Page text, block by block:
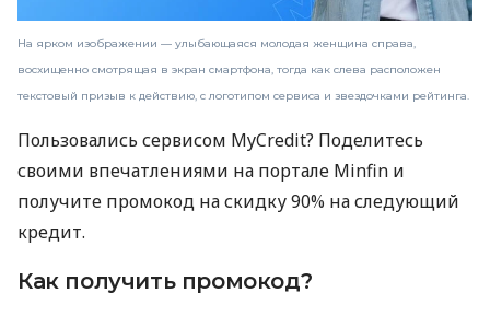
На ярком изображении — улыбающаяся молодая женщина справа,
восхищенно смотрящая в экран смартфона, тогда как слева расположен
текстовый призыв к действию, с логотипом сервиса и звездочками рейтинга.
Пользовались сервисом MyCredit? Поделитесь
своими впечатлениями на портале Minfin и
получите промокод на скидку 90% на следующий
кредит.
Как получить промокод?